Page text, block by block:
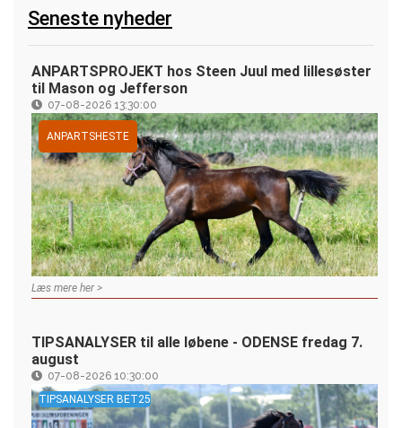
Seneste nyheder
ANPARTSPROJEKT hos Steen Juul med lillesøster
til Mason og Jefferson
07-08-2026 13:30:00
ANPARTSHESTE
Læs mere her >
TIPSANALYSER til alle løbene - ODENSE fredag 7.
august
07-08-2026 10:30:00
TIPSANALYSER BET25